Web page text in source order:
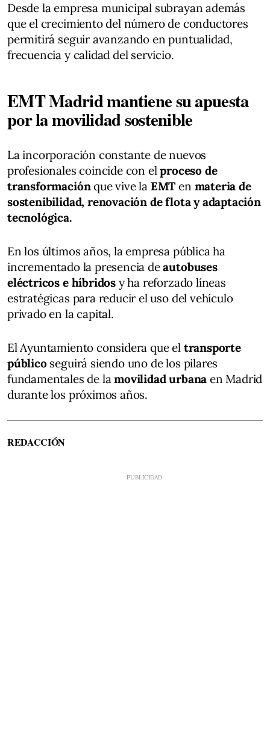
Desde la empresa municipal subrayan además
que el crecimiento del número de conductores
permitirá seguir avanzando en puntualidad,
frecuencia y calidad del servicio.
EMT Madrid mantiene su apuesta
por la movilidad sostenible
La incorporación constante de nuevos
profesionales coincide con elproceso de
transformaciónque vive la EMTen materia de
sostenibilidad, renovación de flota y adaptación
tecnológica.
En los últimos años, la empresa pública ha
incrementado la presencia deautobuses
eléctricos e híbridos y ha reforzado líneas
estratégicas para reducir el uso del vehículo
privado en la capital.
El Ayuntamiento considera que el transporte
públicoseguirá siendo uno de los pilares
fundamentales de lamovilidad urbana en Madrid
durante los próximos años.
REDACCIÓN